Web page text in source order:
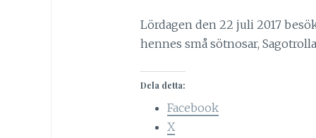
Lördagen den 22 juli 2017
hennes små sötnosar,
Dela detta:
Facebook
X